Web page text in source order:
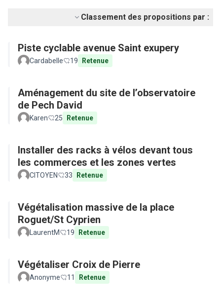
Classement des propositions par :
Piste cyclable avenue Saint exupery
Cardabelle 19 Retenue
Aménagement du site de l’observatoire
de Pech David
Karen 25 Retenue
Installer des racks à vélos devant tous
les commerces et les zones vertes
CITOYEN 33 Retenue
Végétalisation massive de la place
Roguet/St Cyprien
LaurentM 19 Retenue
Végétaliser Croix de Pierre
Anonyme 11 Retenue